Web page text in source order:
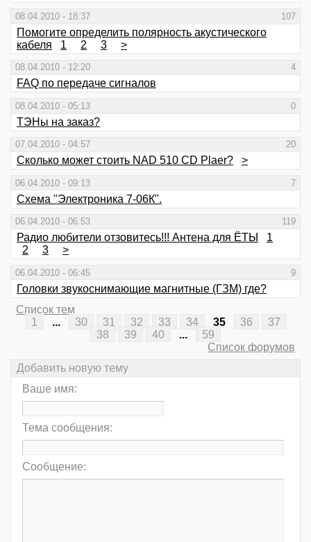
08.04.2010 - 18:37 107
Помогите определить полярность акустического
кабеля
1 2 3 >
08.04.2010 - 12:20 4
FAQ по передаче сигналов
08.04.2010 - 05:13 0
ТЭНы на заказ?
07.04.2010 - 04:57 20
Сколько может стоить NAD 510 CD Plaer? >
06.04.2010 - 09:13 7
Схема "Электроника 7-06К".
06.04.2010 - 06:53 119
Радио любители отзовитесь!!! Антена для ЁТЫ
1
2
3 >
06.04.2010 - 06:45 9
Головки звукоснимающие магнитные (ГЗМ) где?
Список тем
1
... 30 31 32 33 34 35 36
37
38
39 40 ...
59
Список форумов
Добавить новую тему
Ваше имя:
Тема сообщения:
Сообщение: